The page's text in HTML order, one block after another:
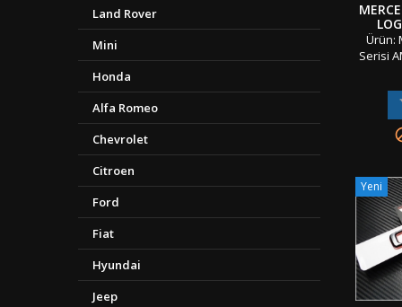
Land Rover
Mini
Honda
Alfa Romeo
Chevrolet
Citroen
Ford
Fiat
Hyundai
Jeep
Ürün:
Serisi
Araç
Adet:
Sınıf
&amp;
""
Yeni